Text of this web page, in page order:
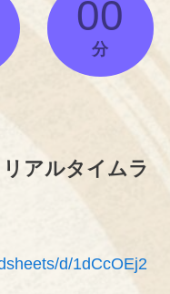
00
分
アルタイムラ
d/1dCcOEj2